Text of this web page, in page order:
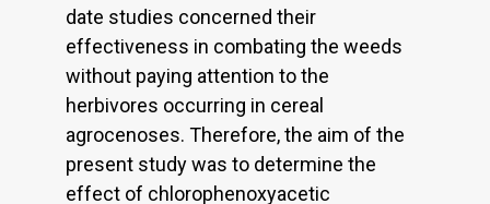
date studies concerned their
effectiveness in combating the weeds
without paying attention to the
herbivores occurring in cereal
agrocenoses. Therefore, the aim of the
present study was to determine the
effect of chlorophenoxyacetic